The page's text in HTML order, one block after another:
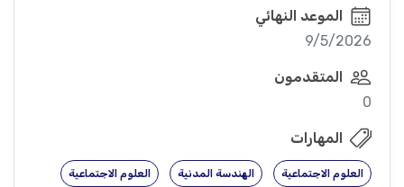
الموعد النهائي
9/5/2026
المتقدمون
0
المهارات
العلوم الاجتماعية الهندسة المدنية العلوم الاجتماعية